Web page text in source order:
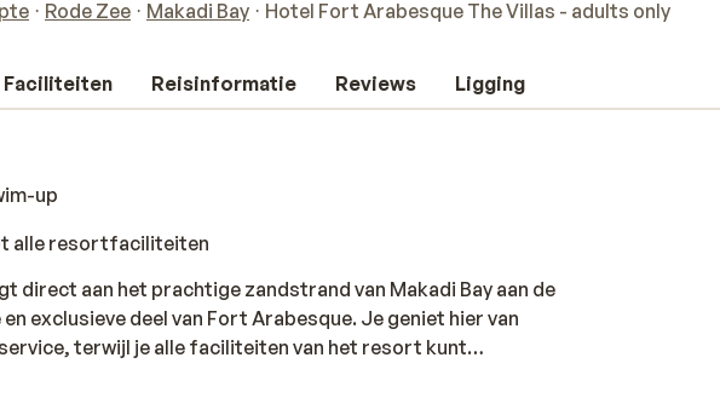
Rode Zee Makadi Bay Hotel Fort Arabesque The Villas - adults only
Faciliteiten Reisinformatie Reviews Ligging
up
alle resortfaciliteiten
direct aan het prachtige zandstrand van Makadi Bay aan de
exclusieve deel van Fort Arabesque. Je geniet hier van
terwijl je alle faciliteiten van het resort kunt
met één of twee slaapkamers, een aparte woonruimte en